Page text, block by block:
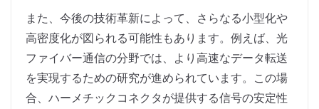
また、今後の技術革新によって、さらなる小型化や
高密度化が図られる可能性もあります。例えば、光
ファイバー通信の分野では、より高速なデータ転送
を実現するための研究が進められています。この場
合、ハーメチックコネクタが提供する信号の安定性